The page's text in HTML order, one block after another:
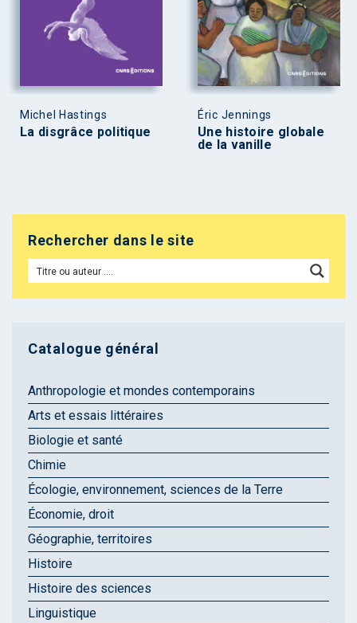
Michel Hastings
La disgrâce politique
Éric Jennings
Une histoire globale
de la vanille
Rechercher dans le site
Catalogue général
Anthropologie et mondes contemporains
Arts et essais littéraires
Biologie et santé
Chimie
Écologie, environnement, sciences de la Terre
Économie, droit
Géographie, territoires
Histoire
Histoire des sciences
Linguistique